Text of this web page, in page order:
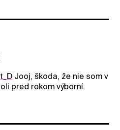
Jooj, škoda, že nie som v
pred rokom výborní.